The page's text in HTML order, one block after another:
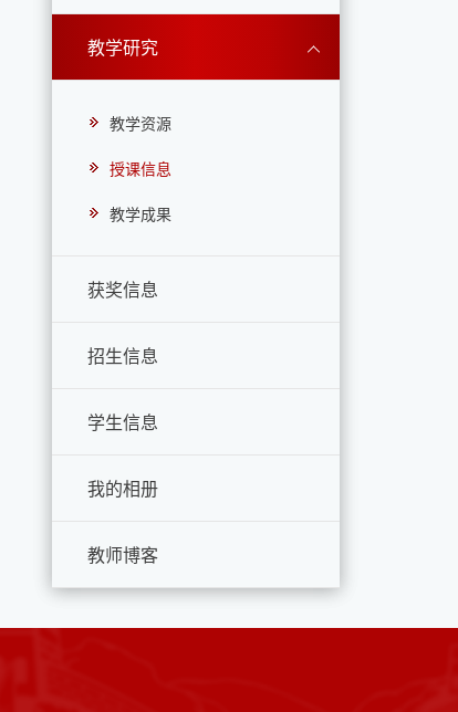
教学研究
教学资源
授课信息
教学成果
获奖信息
招生信息
学生信息
我的相册
教师博客